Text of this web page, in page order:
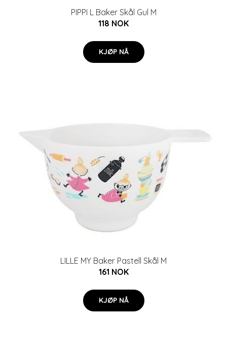
PIPPI L Baker Skål Gul M
118 NOK
KJØP NÅ
LILLE MY Baker Pastell Skål M
161 NOK
KJØP NÅ